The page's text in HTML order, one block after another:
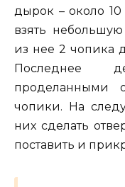
дырок – около
взять
из нее 2 чопика
Последнее
проделанными
чопики. На
них сделать
поставить и